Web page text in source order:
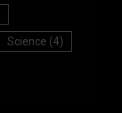
Science (4)